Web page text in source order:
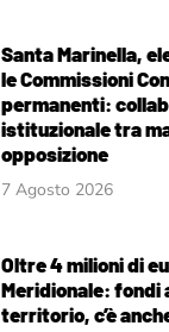
Santa Marinella,
le Commissioni
permanenti:
istituzionale tra
opposizione
7 Agosto 2026
Oltre 4 milioni di
Meridionale: fondi
territorio, c’è